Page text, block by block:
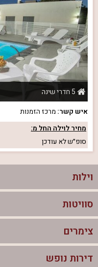
5 חדרי שינה
איש קשר: מרכז הזמנות
מחיר לוילה החל מ:
סופ״שלא עודכן
וילות
וילות בצפון
וילות להשכרה
סוויטות
סוויטות בצפון
צימרים לזוגות עם בריכה פרטית
צימרים
צימרים בצפון
דירות נופש